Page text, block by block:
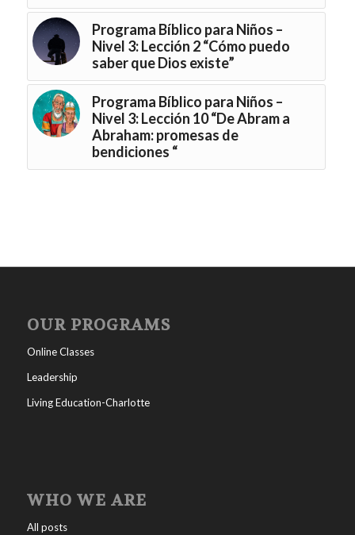
Programa Bíblico para Niños –
Nivel 3: Lección 2 “Cómo puedo
saber que Dios existe”
Programa Bíblico para Niños –
Nivel 3: Lección 10 “De Abram a
Abraham: promesas de
bendiciones “
OUR PROGRAMS
Online Classes
Leadership
Living Education-Charlotte
WHO WE ARE
All posts